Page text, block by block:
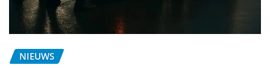
NIEUWS